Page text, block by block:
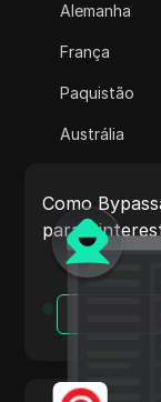
Apple Pay
ASOS
BestBuy
Alemanha
França
Paquistão
Austrália
Itália
Países Baixos
Vietnã
Portugal
Argentina
Como
para